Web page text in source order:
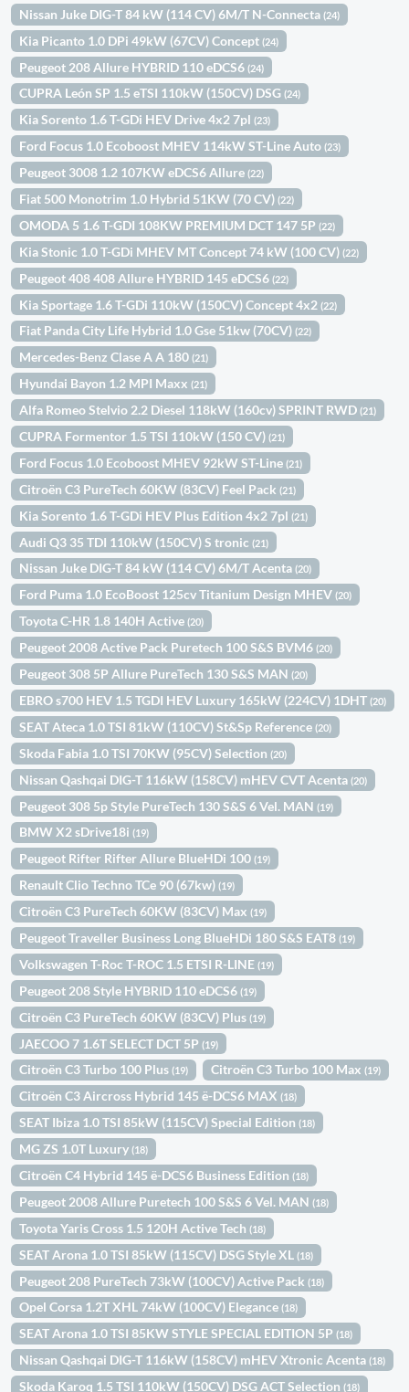
Nissan Juke DIG-T 84 kW (114 CV) 6M/T N-Connecta(24)
Kia Picanto 1.0 DPi 49kW (67CV) Concept(24)
Peugeot 208 Allure HYBRID 110 eDCS6(24)
CUPRA León SP 1.5 eTSI 110kW (150CV) DSG(24)
Kia Sorento 1.6 T-GDi HEV Drive 4x2 7pl(23)
Ford Focus 1.0 Ecoboost MHEV 114kW ST-Line Auto(23)
Peugeot 3008 1.2 107KW eDCS6 Allure(22)
Fiat 500 Monotrim 1.0 Hybrid 51KW (70 CV)(22)
OMODA 5 1.6 T-GDI 108KW PREMIUM DCT 147 5P(22)
Kia Stonic 1.0 T-GDi MHEV MT Concept 74 kW (100 CV)(22)
Peugeot 408 408 Allure HYBRID 145 eDCS6(22)
Kia Sportage 1.6 T-GDi 110kW (150CV) Concept 4x2(22)
Fiat Panda City Life Hybrid 1.0 Gse 51kw (70CV)(22)
Mercedes-Benz Clase A A 180(21)
Hyundai Bayon 1.2 MPI Maxx(21)
Alfa Romeo Stelvio 2.2 Diesel 118kW (160cv) SPRINT RWD(21)
CUPRA Formentor 1.5 TSI 110kW (150 CV)(21)
Ford Focus 1.0 Ecoboost MHEV 92kW ST-Line(21)
Citroën C3 PureTech 60KW (83CV) Feel Pack(21)
Kia Sorento 1.6 T-GDi HEV Plus Edition 4x2 7pl(21)
Audi Q3 35 TDI 110kW (150CV) S tronic(21)
Nissan Juke DIG-T 84 kW (114 CV) 6M/T Acenta(20)
Ford Puma 1.0 EcoBoost 125cv Titanium Design MHEV(20)
Toyota C-HR 1.8 140H Active(20)
Peugeot 2008 Active Pack Puretech 100 S&S BVM6(20)
Peugeot 308 5P Allure PureTech 130 S&S MAN(20)
EBRO s700 HEV 1.5 TGDI HEV Luxury 165kW (224CV) 1DHT(20)
SEAT Ateca 1.0 TSI 81kW (110CV) St&Sp Reference(20)
Skoda Fabia 1.0 TSI 70KW (95CV) Selection(20)
Nissan Qashqai DIG-T 116kW (158CV) mHEV CVT Acenta(20)
Peugeot 308 5p Style PureTech 130 S&S 6 Vel. MAN(19)
BMW X2 sDrive18i(19)
Peugeot Rifter Rifter Allure BlueHDi 100(19)
Renault Clio Techno TCe 90 (67kw)(19)
Citroën C3 PureTech 60KW (83CV) Max(19)
Peugeot Traveller Business Long BlueHDi 180 S&S EAT8(19)
Volkswagen T-Roc T-ROC 1.5 ETSI R-LINE(19)
Peugeot 208 Style HYBRID 110 eDCS6(19)
Citroën C3 PureTech 60KW (83CV) Plus(19)
JAECOO 7 1.6T SELECT DCT 5P(19)
Citroën C3 Turbo 100 Plus(19) Citroën C3 Turbo 100 Max(19)
Citroën C3 Aircross Hybrid 145 ë-DCS6 MAX(18)
SEAT Ibiza 1.0 TSI 85kW (115CV) Special Edition(18)
MG ZS 1.0T Luxury(18)
Citroën C4 Hybrid 145 ë-DCS6 Business Edition(18)
Peugeot 2008 Allure Puretech 100 S&S 6 Vel. MAN(18)
Toyota Yaris Cross 1.5 120H Active Tech(18)
SEAT Arona 1.0 TSI 85kW (115CV) DSG Style XL(18)
Peugeot 208 PureTech 73kW (100CV) Active Pack(18)
Opel Corsa 1.2T XHL 74kW (100CV) Elegance(18)
SEAT Arona 1.0 TSI 85KW STYLE SPECIAL EDITION 5P(18)
Nissan Qashqai DIG-T 116kW (158CV) mHEV Xtronic Acenta(18)
Skoda Karoq 1.5 TSI 110kW (150CV) DSG ACT Selection(18)